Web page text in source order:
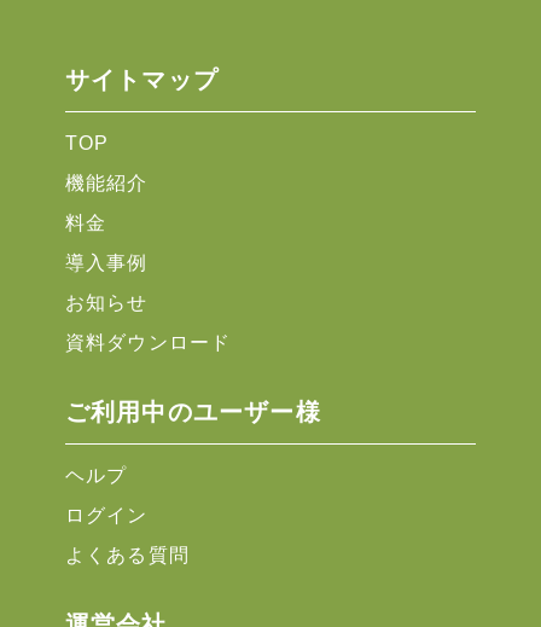
サイトマップ
TOP
機能紹介
料金
導入事例
お知らせ
資料ダウンロード
ご利用中のユーザー様
ヘルプ
ログイン
よくある質問